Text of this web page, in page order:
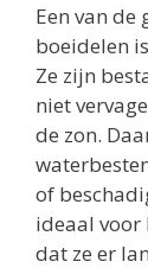
Een van de
boeidelen
Ze zijn
niet
de zon.
of
ideaal voor
dat ze er